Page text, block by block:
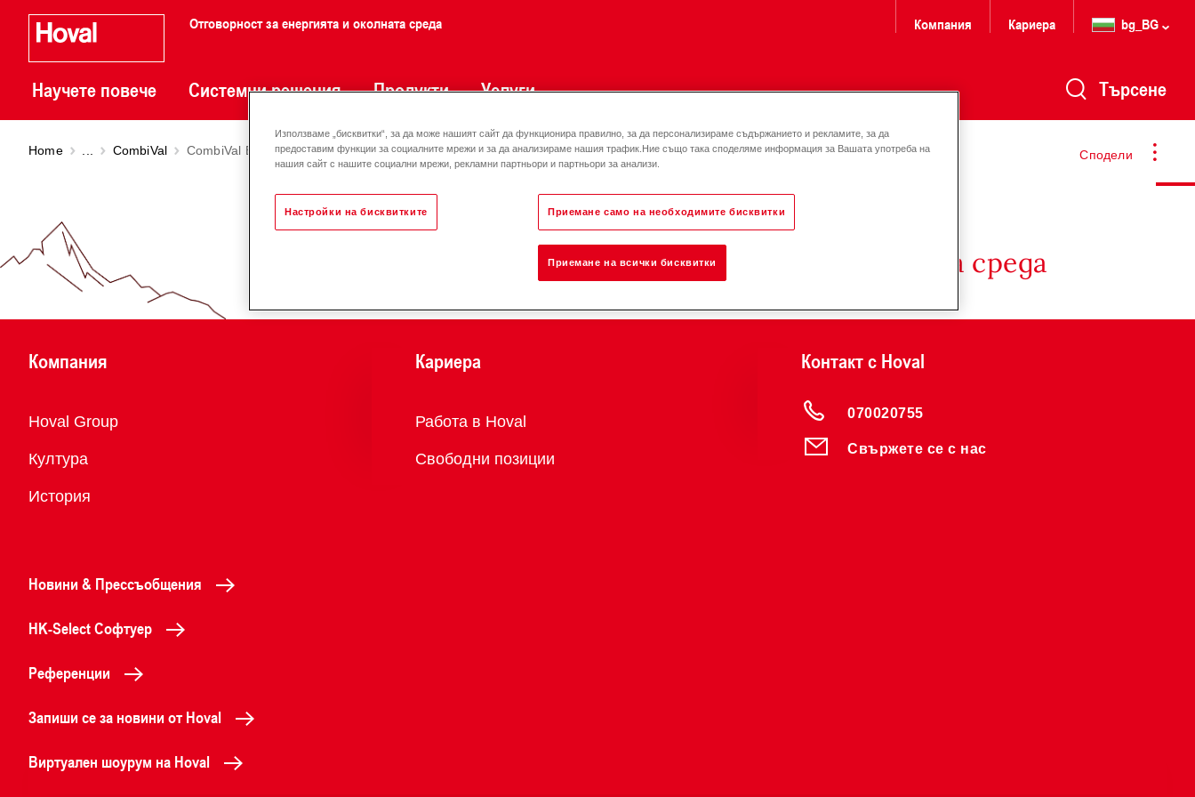
Отговорност за енергията и околната среда
Научете повече Системни решения Продукти Услуги
Компания Кариера bg_BG
Търсене
Сподели
Home CombiVal CombiVal ER (200-1000)
Отговорност за енергията и околната среда
Компания
Преглед
Hoval Group
Култура
История
Кариера
Преглед
Работа в Hoval
Свободни позиции
Контакт с Hoval
070020755
Свържете се с нас
Новини & Прессъобщения
HK-Select Софтуер
Референции
Запиши се за новини от Hoval
Виртуален шоурум на Hoval
Използваме „бисквитки“, за да може нашият сайт да функционира правилно, за да персонализираме съдържанието и рекламите, за да
предоставим функции за социалните мрежи и за да анализираме нашия трафик.Ние също така споделяме информация за Вашата употреба на
нашия сайт с нашите социални мрежи, рекламни партньори и партньори за анализи.
Настройки на бисквитките Приемане само на необходимите бисквитки
Приемане на всички бисквитки